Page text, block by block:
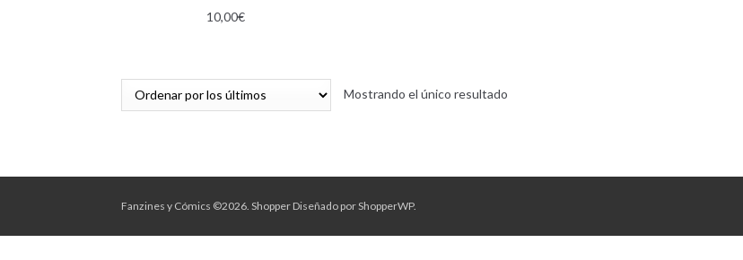
10,00€
Mostrando el único resultado
Fanzines y Cómics ©2026. ShopperDiseñado porShopperWP.